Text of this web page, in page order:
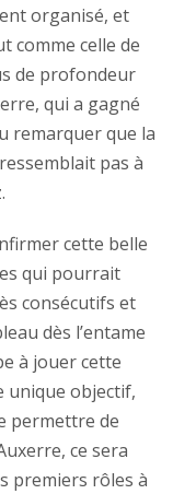
organisé, et
comme celle de
de profondeur
qui a gagné
remarquer que la
pas à
cette belle
qui pourrait
consécutifs et
dès l’entame
à jouer cette
unique objectif,
permettre de
ce sera
premiers rôles à